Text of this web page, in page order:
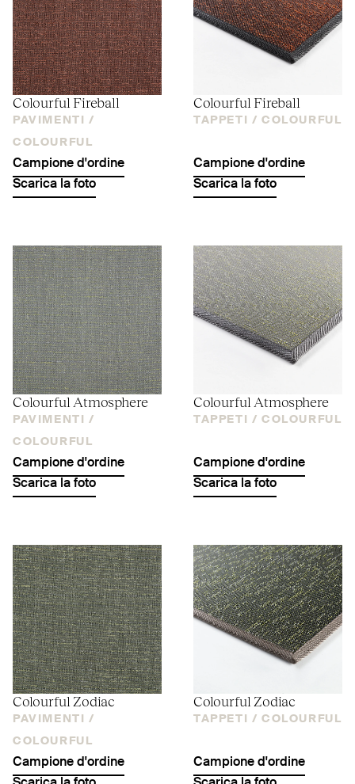
Colourful Fireball
PAVIMENTI /
COLOURFUL
Campione d'ordine
Scarica la foto
Colourful Fireball
TAPPETI / COLOURFUL
Campione d'ordine
Scarica la foto
Colourful Atmosphere
PAVIMENTI /
COLOURFUL
Campione d'ordine
Scarica la foto
Colourful Atmosphere
TAPPETI / COLOURFUL
Campione d'ordine
Scarica la foto
Colourful Zodiac
PAVIMENTI /
COLOURFUL
Campione d'ordine
Colourful Zodiac
TAPPETI / COLOURFUL
Campione d'ordine